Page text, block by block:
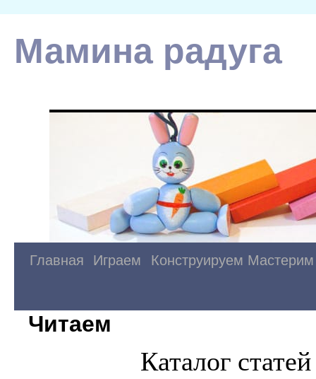
Мамина радуга
Главная Играем Конструируем Мастерим
Читаем
Каталог